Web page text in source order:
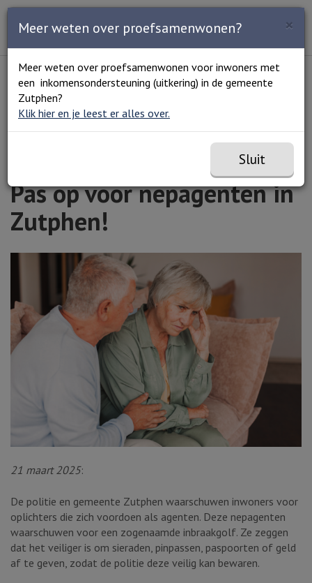
Open en sluit het
Menu
Lees voor
Uitleg woorden
Simpele tekst
Home Pas op voor nepagenten in Zutphen!
Pas op voor nepagenten in
Zutphen!
21 maart 2025:
De politie en gemeente Zutphen waarschuwen inwoners voor
oplichters die zich voordoen als agenten. Deze nepagenten
waarschuwen voor een zogenaamde inbraakgolf. Ze zeggen
dat het veiliger is om sieraden, pinpassen, paspoorten of geld
af te geven, zodat de politie deze veilig kan bewaren.
×
Meer weten over proefsamenwonen?
Meer weten over proefsamenwonen voor inwoners met
een inkomensondersteuning (uitkering) in de gemeente
Zutphen?
Klik hier en je leest er alles over.
Sluit